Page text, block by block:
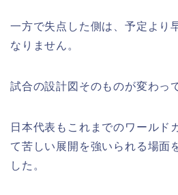
一方で失点した側は、予定より
なりません。
試合の設計図そのものが変わっ
日本代表もこれまでのワールド
て苦しい展開を強いられる場面
した。